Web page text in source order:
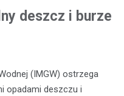
deszcz i burze
(IMGW) ostrzega
opadami deszczu i